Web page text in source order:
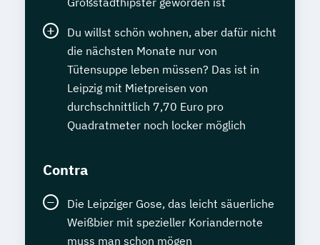
Du willst schön wohnen, aber dafür nicht
die nächsten Monate nur von
Tütensuppe leben müssen? Das ist in
Leipzig mit Mietpreisen von
durchschnittlich 7,70 Euro pro
Quadratmeter noch locker möglich
Contra
Die Leipziger Gose, das leicht säuerliche
Weißbier mit spezieller Koriandernote
muss man schon mögen